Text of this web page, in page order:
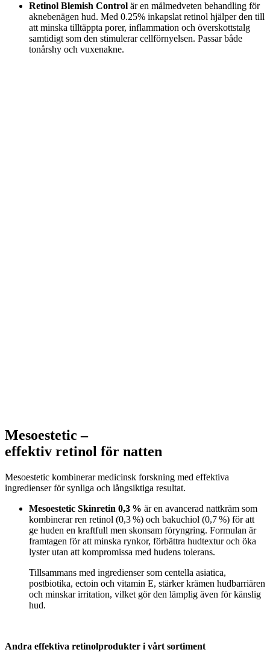
Retinol Blemish Control är en målmedveten behandling för
aknebenägen hud. Med 0.25% inkapslat retinol hjälper den till
att minska tilltäppta porer, inflammation och överskottstalg
samtidigt som den stimulerar cellförnyelsen. Passar både
tonårshy och vuxenakne.
Mesoestetic –
effektiv retinol för natten
Mesoestetic kombinerar medicinsk forskning med effektiva
ingredienser för synliga och långsiktiga resultat.
Mesoestetic Skinretin 0,3 % är en avancerad nattkräm som
kombinerar ren retinol (0,3 %) och bakuchiol (0,7 %) för att
ge huden en kraftfull men skonsam föryngring. Formulan är
framtagen för att minska rynkor, förbättra hudtextur och öka
lyster utan att kompromissa med hudens tolerans.
Tillsammans med ingredienser som centella asiatica,
postbiotika, ectoin och vitamin E, stärker krämen hudbarriären
och minskar irritation, vilket gör den lämplig även för känslig
hud.
Andra effektiva retinolprodukter i vårt sortiment